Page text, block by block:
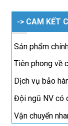
-> CAM KẾT
Sản phẩm
Tiên phong về
Dịch vụ bảo
Đội ngũ NV có
Vận chuyển